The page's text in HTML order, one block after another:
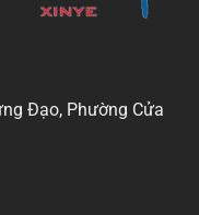
Đạo, Phường Cửa